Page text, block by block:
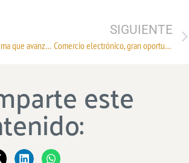
Anticorrupción, el tema que avanza en el TLCAN
SIGUIENTE
Comercio electrónico, gran oportunidad para emprendedores
este